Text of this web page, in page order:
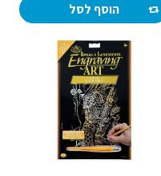
הוסף לסל